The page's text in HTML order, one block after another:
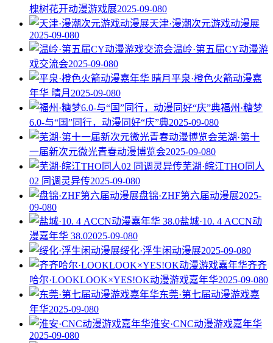
槐树花开动漫游戏展2025-09-080
天津·漫潮次元游戏动漫展
2025-09-080
温岭·第五届CY动漫游
戏交流会2025-09-080
平泉·橙色火箭动漫嘉
年华 晴月 2025-09-080
福州·糖梦
6.0-与“国”同行，动漫同好“庆”典2025-09-080
芜湖·第十
一届新次元微光青春动漫博览会2025-09-080
芜湖·皖江THO同人
02 同调灵异传2025-09-080
盘锦·ZHF第六届动漫展2025-
09-080
盐城·10. 4 ACCN动
漫嘉年华 38.02025-09-080
绥化·浮生闲动漫展2025-09-080
齐齐
哈尔·LOOKLOOK×YES!OK动漫游戏嘉年华2025-09-080
东莞·第七届动漫游戏嘉
年华2025-09-080
淮安·CNC动漫游戏嘉年华
2025-09-080